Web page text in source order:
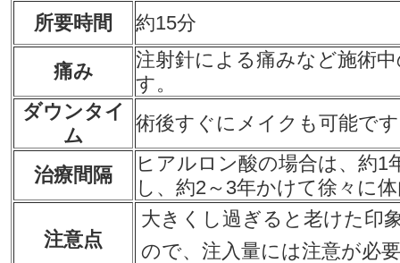
所要時間 約15分
痛み
注射針による痛みなど施術
す。
ダウンタイ
ム
術後すぐにメイクも可能で
治療間隔
ヒアルロン酸の場合は、約1
し、約2～3年かけて徐々に
注意点
大きくし過ぎると老けた印
ので、注入量には注意が必